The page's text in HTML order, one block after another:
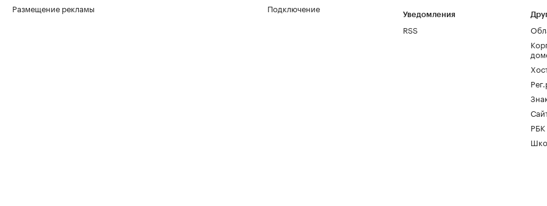
Размещение рекламы
Подключение
Уведомления
RSS